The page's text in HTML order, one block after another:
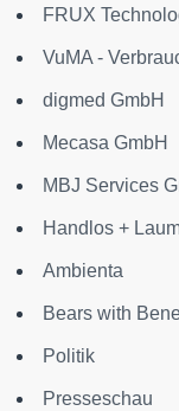
FRUX
VuMA -
digmed GmbH
Mecasa GmbH
MBJ Services
Handlos +
Ambienta
Bears with
Politik
Presseschau